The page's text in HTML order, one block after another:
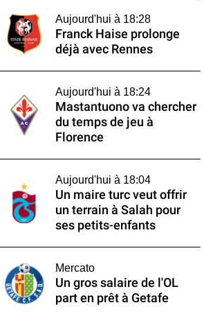
Aujourd'hui à 18:28
Franck Haise prolonge
déjà avec Rennes
Aujourd'hui à 18:24
Mastantuono va chercher
du temps de jeu à
Florence
Aujourd'hui à 18:04
Un maire turc veut offrir
un terrain à Salah pour
ses petits-enfants
Mercato
Un gros salaire de l'OL
part en prêt à Getafe